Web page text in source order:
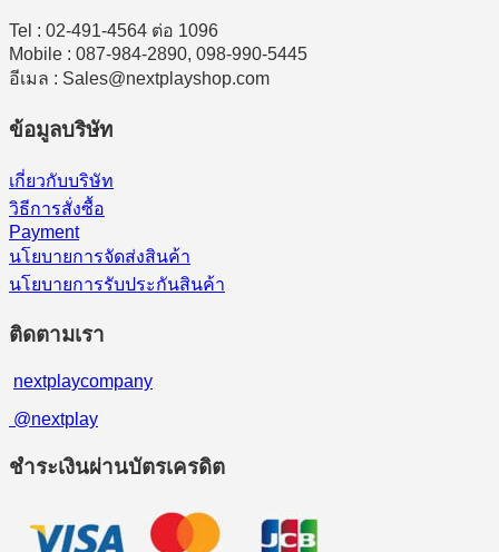
Tel : 02-491-4564 ต่อ 1096
Mobile : 087-984-2890, 098-990-5445
อีเมล : Sales@nextplayshop.com
ข้อมูลบริษัท
เกี่ยวกับบริษัท
วิธีการสั่งซื้อ
Payment
นโยบายการจัดส่งสินค้า
นโยบายการรับประกันสินค้า
ติดตามเรา
nextplaycompany
@nextplay
ชำระเงินผ่านบัตรเครดิต